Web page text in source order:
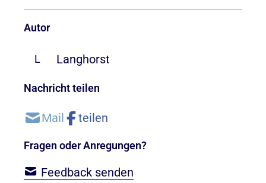
Autor
L Langhorst
Fragen oder Anregungen?
Feedback senden
Nachricht teilen